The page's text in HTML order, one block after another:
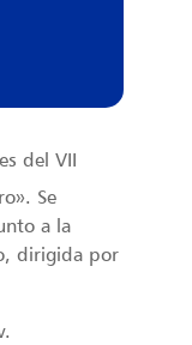
del VII
Se
a la
dirigida por